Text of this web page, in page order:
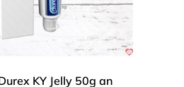
cao đam mê,
KY Jelly 50g an